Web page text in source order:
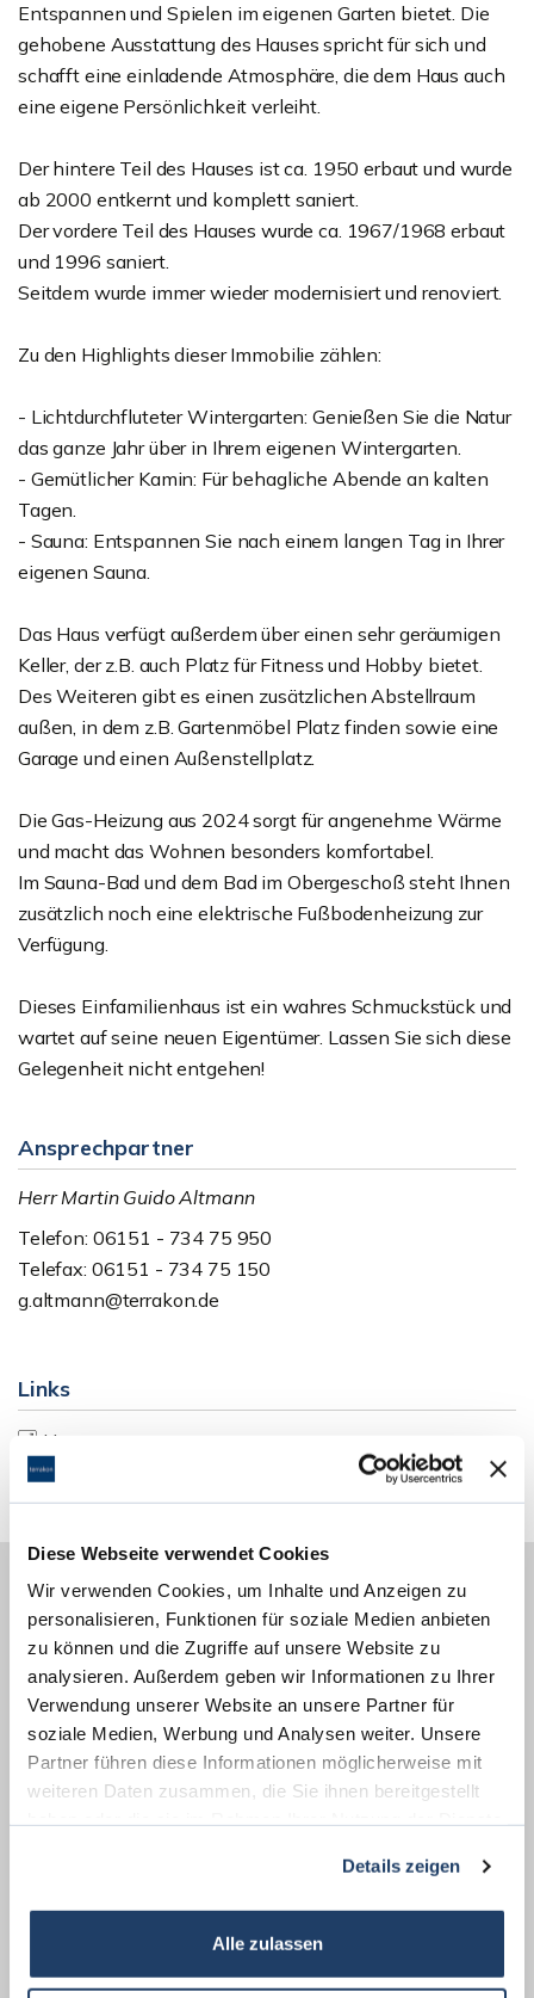
Diese Webseite verwendet Cookies
Wir verwenden Cookies, um Inhalte und Anzeigen zu
personalisieren, Funktionen für soziale Medien anbieten
zu können und die Zugriffe auf unsere Website zu
analysieren. Außerdem geben wir Informationen zu Ihrer
Verwendung unserer Website an unsere Partner für
soziale Medien, Werbung und Analysen weiter. Unsere
Partner führen diese Informationen möglicherweise mit
weiteren Daten zusammen, die Sie ihnen bereitgestellt
Details zeigen
Alle zulassen
Entspannen und Spielen im eigenen Garten bietet. Die
gehobene Ausstattung des Hauses spricht für sich und
schafft eine einladende Atmosphäre, die dem Haus auch
eine eigene Persönlichkeit verleiht.
Der hintere Teil des Hauses ist ca. 1950 erbaut und wurde
ab 2000 entkernt und komplett saniert.
Der vordere Teil des Hauses wurde ca. 1967/1968 erbaut
und 1996 saniert.
Seitdem wurde immer wieder modernisiert und renoviert.
Zu den Highlights dieser Immobilie zählen:
- Lichtdurchfluteter Wintergarten: Genießen Sie die Natur
das ganze Jahr über in Ihrem eigenen Wintergarten.
- Gemütlicher Kamin: Für behagliche Abende an kalten
Tagen.
- Sauna: Entspannen Sie nach einem langen Tag in Ihrer
eigenen Sauna.
Das Haus verfügt außerdem über einen sehr geräumigen
Keller, der z.B. auch Platz für Fitness und Hobby bietet.
Des Weiteren gibt es einen zusätzlichen Abstellraum
außen, in dem z.B. Gartenmöbel Platz finden sowie eine
Garage und einen Außenstellplatz.
Die Gas-Heizung aus 2024 sorgt für angenehme Wärme
und macht das Wohnen besonders komfortabel.
Im Sauna-Bad und dem Bad im Obergeschoß steht Ihnen
zusätzlich noch eine elektrische Fußbodenheizung zur
Verfügung.
Dieses Einfamilienhaus ist ein wahres Schmuckstück und
wartet auf seine neuen Eigentümer. Lassen Sie sich diese
Gelegenheit nicht entgehen!
Ansprechpartner
Herr Martin Guido Altmann
Telefon: 06151 - 734 75 950
Telefax: 06151 - 734 75 150
g.altmann@terrakon.de
Links
Homepage
Energieausweis (Bedarfsausweis)
184,90 kWh / (m²*a)
Endenergiebedarf
Weitere Informationen
Wesentlicher Energieträger
Gas